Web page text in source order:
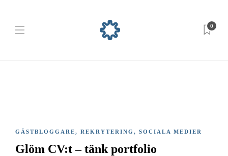
0
GÄSTBLOGGARE, REKRYTERING , SOCIALA MEDIER
Glöm CV:t – tänk portfolio